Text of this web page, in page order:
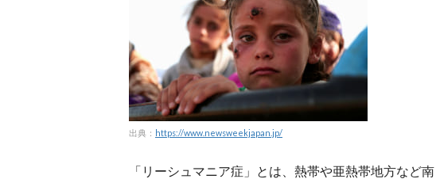
出典： https://www.newsweekjapan.jp/
「リーシュマニア症」とは、熱帯や亜熱帯地方など